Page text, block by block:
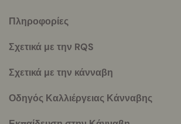
More
info
Πληροφορίες
Σχετικά με την RQS
Σχετικά με την κάνναβη
Οδηγός Καλλιέργειας Κάνναβης